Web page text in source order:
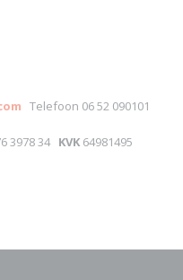
Telefoon 06 52 090101
3978 34 KVK64981495